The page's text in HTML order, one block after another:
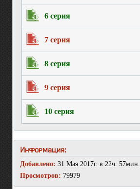
6 серия
7 серия
8 серия
9 серия
10 серия
Информация:
Добавлено: 31 Мая 2017г. в 22ч. 57мин.
Просмотров: 79979